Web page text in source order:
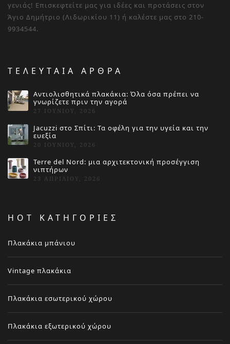
γενιάς! Επισκεφτείτε μας για ιδέες και προτάσεις στον
Άγιο Δημήτριο (Λιδωρικίου 11) ή καλέστε μας στο 210-
9934544.
ΤΕΛΕΥΤΑΙΑ ΑΡΘΡΑ
Αντιολισθητικά πλακάκια: Όλα όσα πρέπει να
γνωρίζετε πριν την αγορά
27 ΙΟΥΝΊΟΥ, 2026
Jacuzzi στο Σπίτι: Τα οφέλη για την υγεία και την
ευεξία
20 ΙΟΥΝΊΟΥ, 2026
Terre del Nord: μια αρχιτεκτονική προσέγγιση
νιπτήρων
23 ΑΠΡΙΛΊΟΥ, 2026
HOT ΚΑΤΗΓΟΡΙΕΣ
Πλακάκια μπάνιου
Vintage πλακάκια
Πλακάκια εσωτερικού χώρου
Πλακάκια εξωτερικού χώρου